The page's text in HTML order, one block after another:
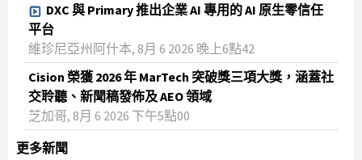
DXC 與 Primary 推出企業 AI 專用的 AI 原生零信任
平台
維珍尼亞州阿什本, 8月 6 2026 晚上6點42
Cision 榮獲 2026 年 MarTech 突破獎三項大獎，涵蓋社
交聆聽、新聞稿發佈及 AEO 領域
芝加哥, 8月 6 2026 下午5點00
更多新聞